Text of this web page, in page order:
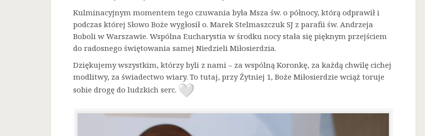
Kulminacyjnym momentem tego czuwania była Msza św. o północy, którą odprawił i
podczas której Słowo Boże wygłosił o. Marek Stelmaszczuk SJ z parafii św. Andrzeja
Boboli w Warszawie. Wspólna Eucharystia w środku nocy stała się pięknym przejściem
do radosnego świętowania samej Niedzieli Miłosierdzia.
Dziękujemy wszystkim, którzy byli z nami – za wspólną Koronkę, za każdą chwilę cichej
modlitwy, za świadectwo wiary. To tutaj, przy Żytniej 1, Boże Miłosierdzie wciąż toruje
sobie drogę do ludzkich serc.